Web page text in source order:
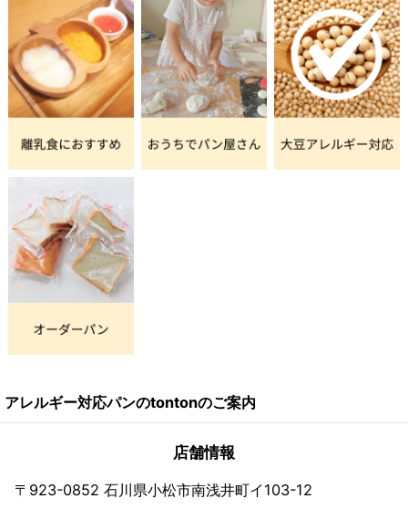
アレルギー対応パンのtontonのご案内
店舗情報
〒923-0852 石川県小松市南浅井町イ103-12